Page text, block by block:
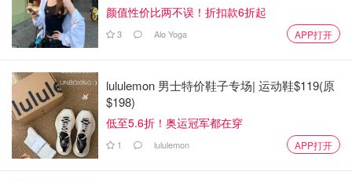
颜值性价比两不误！折扣款6折起
3 Alo Yoga APP打开
lululemon 男士特价鞋子专场| 运动鞋$119(原
$198)
低至5.6折！奥运冠军都在穿
1 lululemon APP打开